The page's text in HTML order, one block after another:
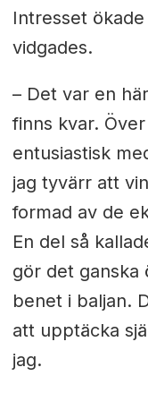
Intresset
vidgades.
– Det var en
finns kvar.
entusiastisk
jag tyvärr att
formad av de
En del så
gör det ganska
benet i baljan.
att upptäcka
jag.